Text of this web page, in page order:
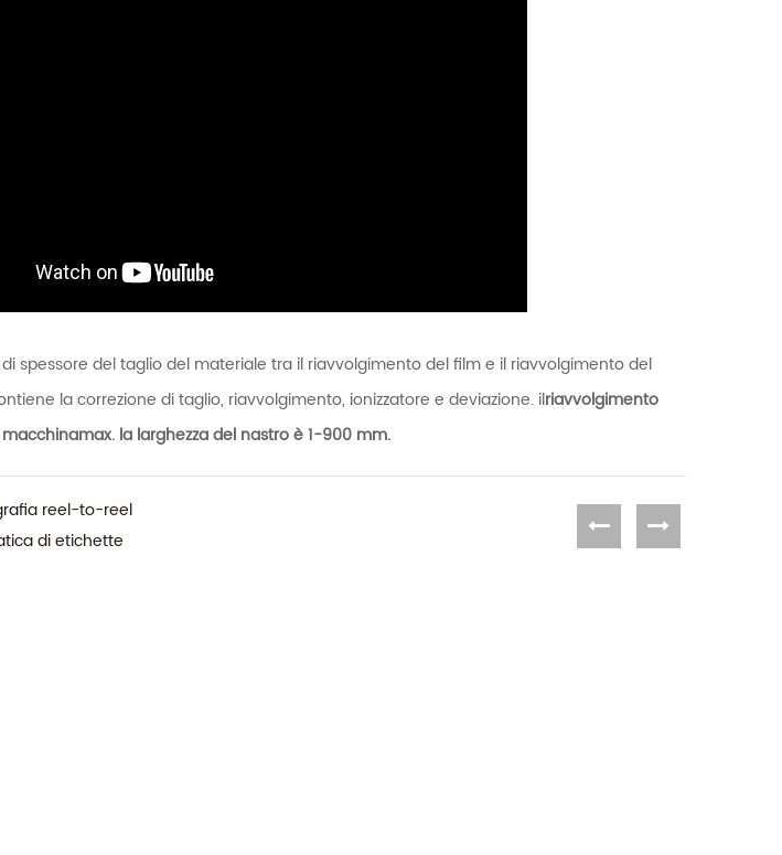
spessore del taglio del materiale tra il riavvolgimento del film e il riavvolgimento del
la correzione di taglio, riavvolgimento, ionizzatore e deviazione. ilriavvolgimento
macchinamax. la larghezza del nastro è 1-900 mm.
reel-to-reel
di etichette